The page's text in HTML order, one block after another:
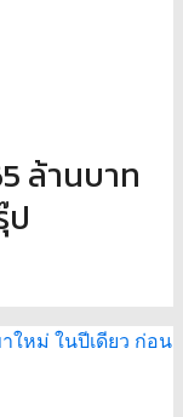
ล้านบาท
ป